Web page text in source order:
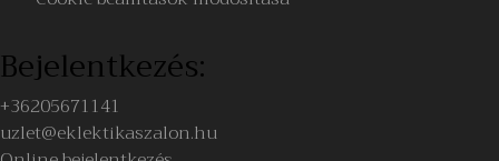
Bejelentkezés:
+36205671141
uzlet@eklektikaszalon.hu